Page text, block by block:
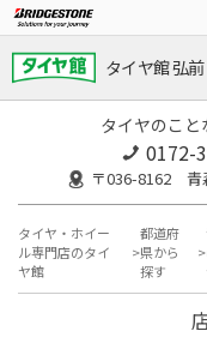
タイヤ館 弘前
タイヤのこ
0172-
〒036-8162 青
タイヤ・ホイー
ル専門店のタイ
ヤ館
都道府
県から
探す